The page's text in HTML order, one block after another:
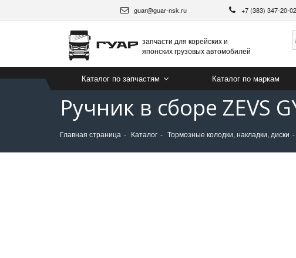
guar@guar-nsk.ru +7 (383) 347-20-02
запчасти для корейских и
японских грузовых автомобилей
Каталог по запчастям Каталог по маркам
Ручник в сборе ZEVS
Главная страница Каталог Тормозные колодки, накладки, диски